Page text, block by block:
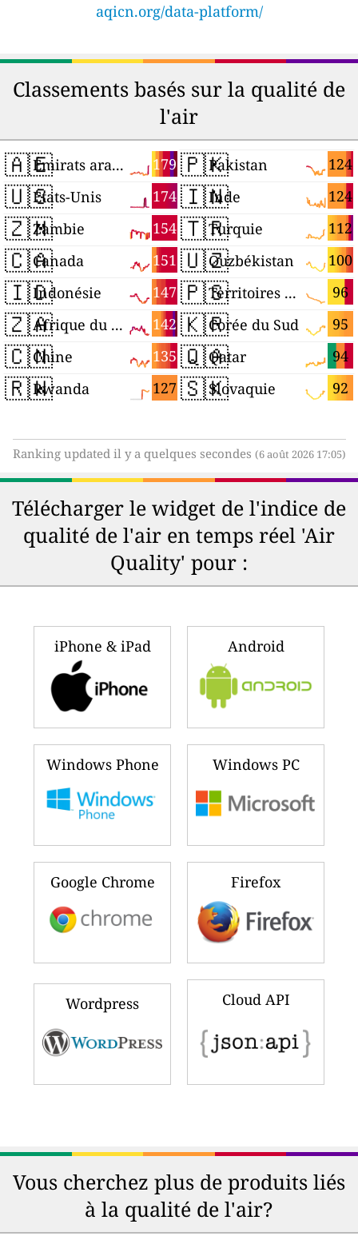
aqicn.org/data-platform/
Classements basés sur la qualité de
l'air
🇦🇪 179
Émirats arabes unis
🇺🇸 174
États-Unis
🇿🇲 154
Zambie
🇨🇦 151
Canada
🇮🇩 147
Indonésie
🇿🇦 142
Afrique du Sud
🇨🇳 135
Chine
🇷🇼 127
Rwanda
🇵🇰 124
Pakistan
🇮🇳 124
Inde
🇹🇷 112
Turquie
🇺🇿 100
Ouzbékistan
🇵🇸 96
Territoires palestiniens
🇰🇷 95
Corée du Sud
🇶🇦 94
Qatar
🇸🇰 92
Slovaquie
Ranking updated il y a quelques secondes (6 août 2026 17:05)
Télécharger le widget de l'indice de
qualité de l'air en temps réel 'Air
Quality' pour :
iPhone & iPad Android
Windows Phone Windows PC
Google Chrome Firefox
Wordpress Cloud API
Vous cherchez plus de produits liés
à la qualité de l'air?